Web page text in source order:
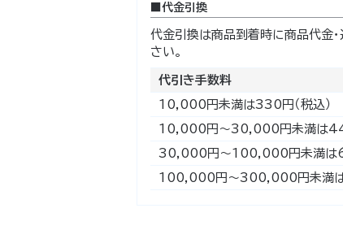
代金引換
代金引換は商品到着時に商品代金
さい。
代引き手数料
10,000円未満は330円（税込）
10,000円～30,000円未満は440
30,000円～100,000円未満は
100,000円～300,000円未満は